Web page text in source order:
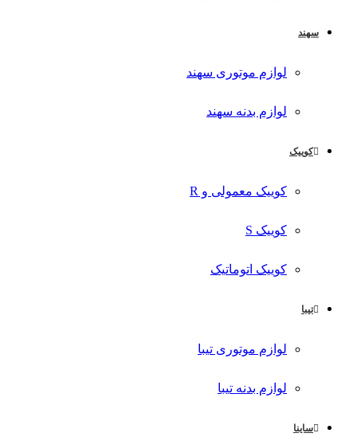
سهند
لوازم موتوری سهند
لوازم بدنه سهند
کوییک
کوییک معمولی و R
کوییک S
کوییک اتوماتیک
تیبا
لوازم موتوری تیبا
لوازم بدنه تیبا
ساینا